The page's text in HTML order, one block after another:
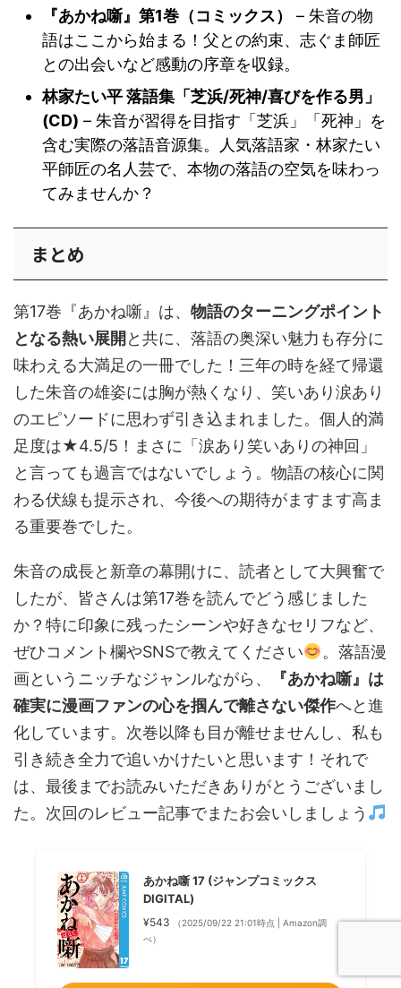
『あかね噺』第1巻（コミックス）
– 朱音の物
語はここから始まる！父との約束、志ぐま師匠
との出会いなど感動の序章を収録。
林家たい平 落語集「芝浜/死神/喜びを作る男」
(CD) – 朱音が習得を目指す「芝浜」「死神」を
含む実際の落語音源集。人気落語家・林家たい
平師匠の名人芸で、本物の落語の空気を味わっ
てみませんか？
まとめ
第17巻『あかね噺』は、 物語のターニングポイント
となる熱い展開と共に、落語の奥深い魅力も存分に
味わえる大満足の一冊でした！三年の時を経て帰還
した朱音の雄姿には胸が熱くなり、笑いあり涙あり
のエピソードに思わず引き込まれました。個人的満
足度は★4.5/5！まさに「涙あり笑いありの神回」
と言っても過言ではないでしょう。物語の核心に関
わる伏線も提示され、今後への期待がますます高ま
る重要巻でした。
朱音の成長と新章の幕開けに、読者として大興奮で
したが、皆さんは第17巻を読んでどう感じました
か？特に印象に残ったシーンや好きなセリフなど、
ぜひコメント欄やSNSで教えてください
。落語漫
画というニッチなジャンルながら、
『あかね噺』は
確実に漫画ファンの心を掴んで離さない傑作へと進
化しています。次巻以降も目が離せませんし、私も
引き続き全力で追いかけたいと思います！それで
は、最後までお読みいただきありがとうございまし
た。次回のレビュー記事でまたお会いしましょう
あかね噺 17 (ジャンプコミックス
DIGITAL)
¥543
（2025/09/22 21:01時点 | Amazon調
べ）